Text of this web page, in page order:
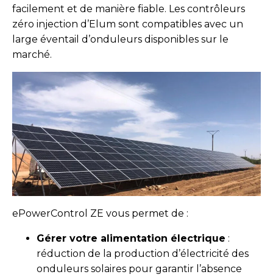
facilement et de manière fiable. Les contrôleurs
zéro injection d’Elum sont compatibles avec un
large éventail d’onduleurs disponibles sur le
marché.
ePowerControl ZE vous permet de :
Gérer votre alimentation électrique :
réduction de la production d’électricité des
onduleurs solaires pour garantir l’absence